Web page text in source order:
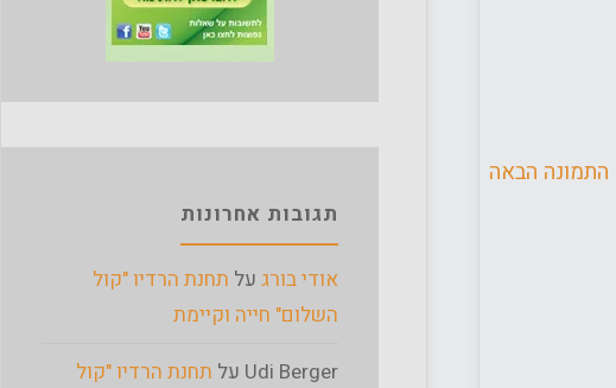
התמונה הבאה
תגובות אחרונות
אודי בורג על תחנת הרדיו "קול
השלום" חייה וקיימת
Udi Berger על תחנת הרדיו "קול